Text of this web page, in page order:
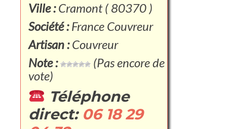
Ville :Cramont ( 80370 )
Société :France Couvreur
Artisan :Couvreur
Note :
(Pas encore de
vote)
Téléphone
direct: 06 18 29